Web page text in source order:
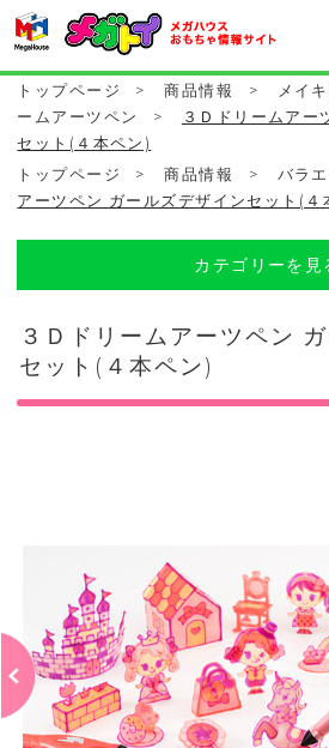
トップページ > 商品情報 > メイ
ームアーツペン
>
３Ｄドリームアー
セット(４本ペン)
トップページ
> 商品情報 > バラ
アーツペン ガールズデザインセット(４
カテゴリーを見
３Ｄドリームアーツペン
セット(４本ペン)